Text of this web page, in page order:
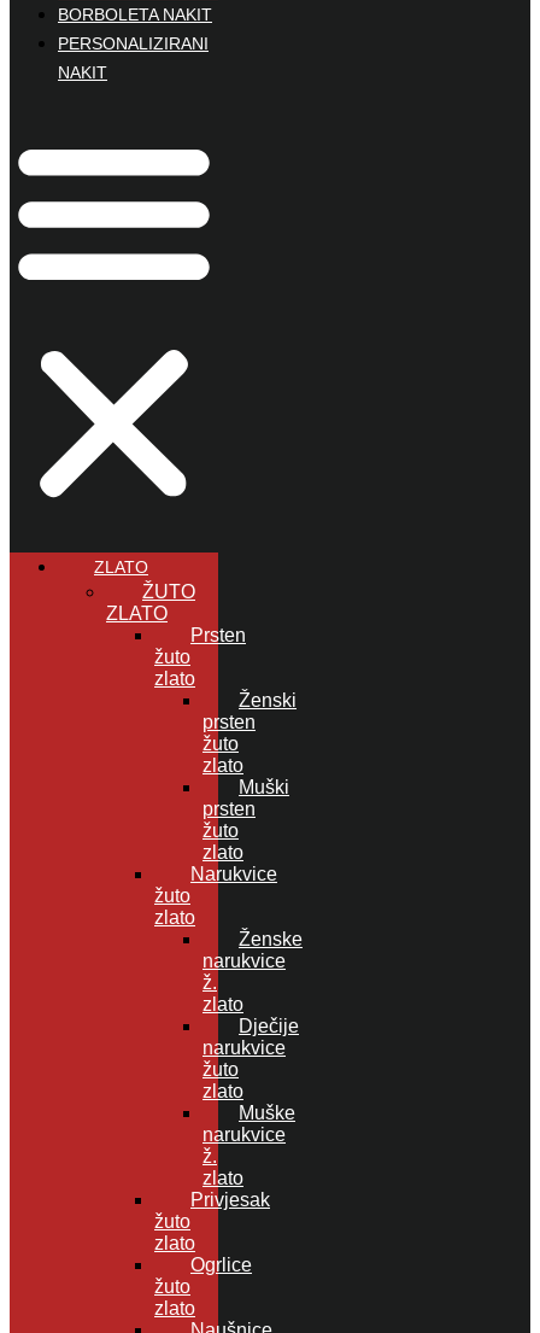
BORBOLETA NAKIT
PERSONALIZIRANI
NAKIT
ZLATO
ŽUTO
ZLATO
Prsten
žuto
zlato
Ženski
prsten
žuto
zlato
Muški
prsten
žuto
zlato
Narukvice
žuto
zlato
Ženske
narukvice
ž.
zlato
Dječije
narukvice
žuto
zlato
Muške
narukvice
ž.
zlato
Privjesak
žuto
zlato
Ogrlice
žuto
zlato